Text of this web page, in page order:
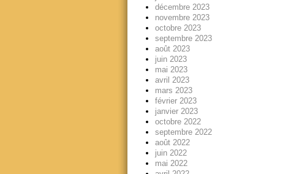
décembre 2023
novembre 2023
octobre 2023
septembre 2023
août 2023
juin 2023
mai 2023
avril 2023
mars 2023
février 2023
janvier 2023
octobre 2022
septembre 2022
août 2022
juin 2022
mai 2022